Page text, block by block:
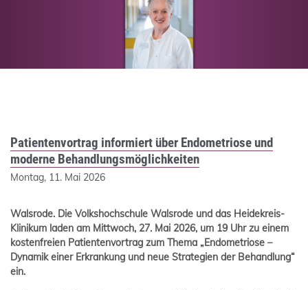
Patientenvortrag informiert über Endometriose und
moderne Behandlungsmöglichkeiten
Montag, 11. Mai 2026
Walsrode. Die Volkshochschule Walsrode und das Heidekreis-
Klinikum laden am Mittwoch, 27. Mai 2026, um 19 Uhr zu einem
kostenfreien Patientenvortrag zum Thema „Endometriose –
Dynamik einer Erkrankung und neue Strategien der Behandlung“
ein.